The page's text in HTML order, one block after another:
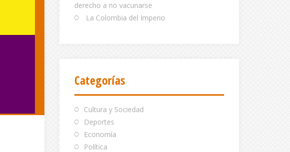
derecho a no vacunarse
La Colombia del Imperio
Categorías
Cultura y Sociedad
Deportes
Economía
Política